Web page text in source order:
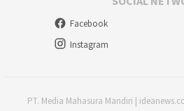
Facebook
Instagram
PT. Media Mahasura Mandiri |